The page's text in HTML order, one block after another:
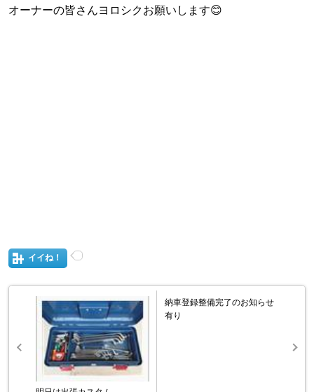
オーナーの皆さんヨロシクお願いします😊
イイね！
納車登録整備完了のお知らせ
有り